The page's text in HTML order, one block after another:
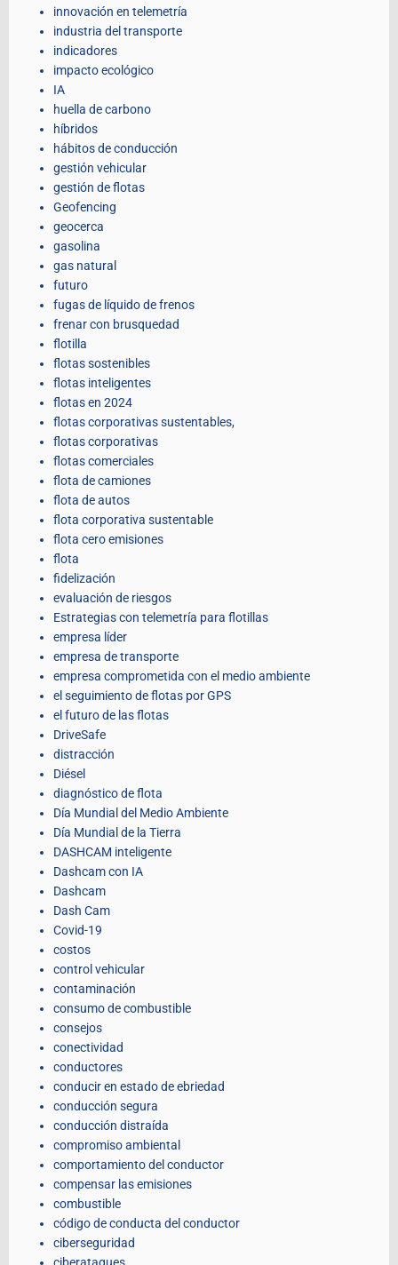
innovación en telemetría
industria del transporte
indicadores
impacto ecológico
IA
huella de carbono
híbridos
hábitos de conducción
gestión vehicular
gestión de flotas
Geofencing
geocerca
gasolina
gas natural
futuro
fugas de líquido de frenos
frenar con brusquedad
flotilla
flotas sostenibles
flotas inteligentes
flotas en 2024
flotas corporativas sustentables,
flotas corporativas
flotas comerciales
flota de camiones
flota de autos
flota corporativa sustentable
flota cero emisiones
flota
fidelización
evaluación de riesgos
Estrategias con telemetría para flotillas
empresa líder
empresa de transporte
empresa comprometida con el medio ambiente
el seguimiento de flotas por GPS
el futuro de las flotas
DriveSafe
distracción
Diésel
diagnóstico de flota
Día Mundial del Medio Ambiente
Día Mundial de la Tierra
DASHCAM inteligente
Dashcam con IA
Dashcam
Dash Cam
Covid-19
costos
control vehicular
contaminación
consumo de combustible
consejos
conectividad
conductores
conducir en estado de ebriedad
conducción segura
conducción distraída
compromiso ambiental
comportamiento del conductor
compensar las emisiones
combustible
código de conducta del conductor
ciberseguridad